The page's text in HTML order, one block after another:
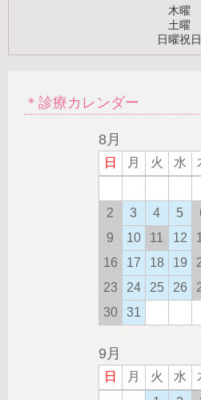
木曜
土曜
日曜祝日
＊診療カレンダー